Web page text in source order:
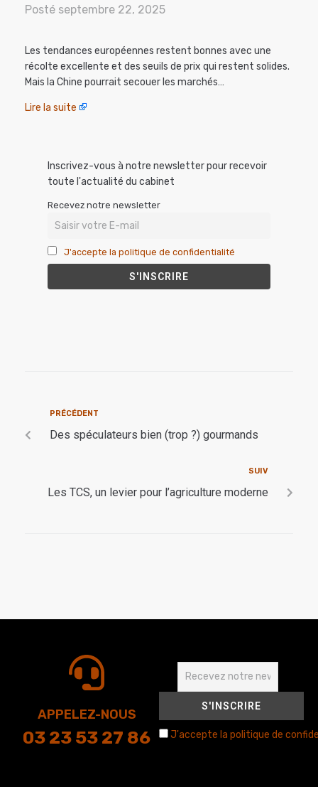
Posté septembre 22, 2025
Les tendances européennes restent bonnes avec une
récolte excellente et des seuils de prix qui restent solides.
Mais la Chine pourrait secouer les marchés…
Lire la suite
Inscrivez-vous à notre newsletter pour recevoir
toute l'actualité du cabinet
Recevez notre newsletter
J'accepte la politique de confidentialité
PRÉCÉDENT
Des spéculateurs bien (trop ?) gourmands
SUIV
Les TCS, un levier pour l’agriculture moderne
APPELEZ-NOUS
03 23 53 27 86 J'accepte la politique de